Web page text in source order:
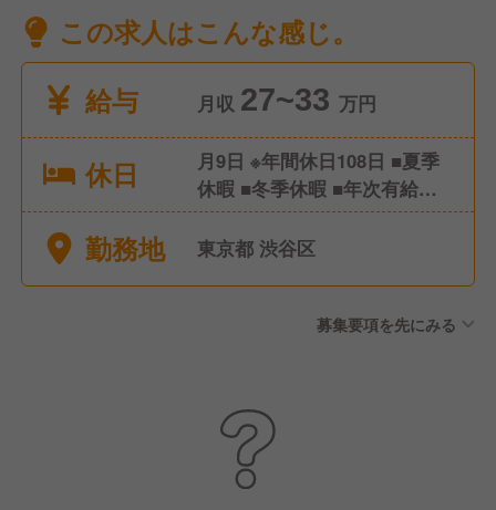
この求人はこんな感じ。
給与
月収 27~33 万円
休日
月9日 ※年間休日108日 ■夏季
休暇 ■冬季休暇 ■年次有給休
暇 ■特別休暇 ■慶弔休暇 ■産
前産後休暇 ■育児休暇 ■介護
勤務地 東京都 渋谷区
募集要項を先にみる